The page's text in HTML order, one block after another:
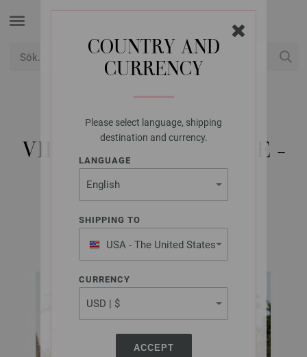
COUNTRY AND
CURRENCY
Please select language, shipping
destination and currency.
LANGUAGE
SHIPPING TO
USA - The United States
of America
CURRENCY
ACCEPT
LANA GROSSA
VIRKAD BAG THE CORE -
VIRKMÖNSTER (DK)
FILATI Häkeln No. 6 | Modell 35